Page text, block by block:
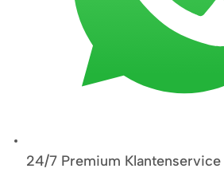
24/7 Premium Klantenservice